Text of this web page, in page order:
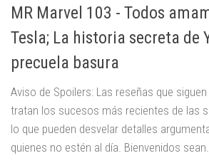
MR Marvel 103 - Todos
Tesla; La historia secreta de
precuela basura
Aviso de Spoilers: Las reseñas que
tratan los sucesos más recientes de las
lo que pueden desvelar detalles
quienes no estén al día. Bienvenidos